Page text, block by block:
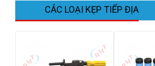
CÁC LOẠI KẸP TIẾP ĐỊA